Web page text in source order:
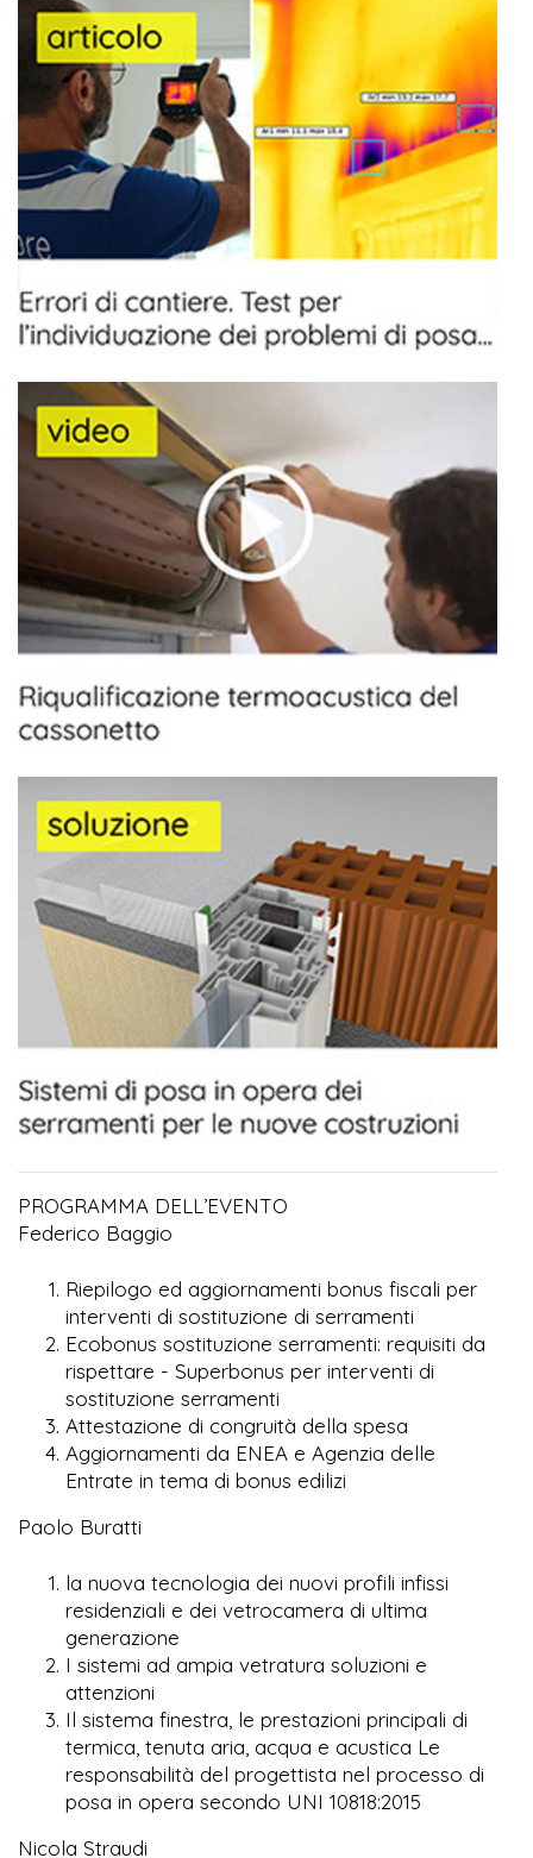
PROGRAMMA DELL’EVENTO
Federico Baggio
Riepilogo ed aggiornamenti bonus fiscali per
interventi di sostituzione di serramenti
Ecobonus sostituzione serramenti: requisiti da
rispettare - Superbonus per interventi di
sostituzione serramenti
Attestazione di congruità della spesa
Aggiornamenti da ENEA e Agenzia delle
Entrate in tema di bonus edilizi
Paolo Buratti
la nuova tecnologia dei nuovi profili infissi
residenziali e dei vetrocamera di ultima
generazione
I sistemi ad ampia vetratura soluzioni e
attenzioni
Il sistema finestra, le prestazioni principali di
termica, tenuta aria, acqua e acustica Le
responsabilità del progettista nel processo di
posa in opera secondo UNI 10818:2015
Nicola Straudi